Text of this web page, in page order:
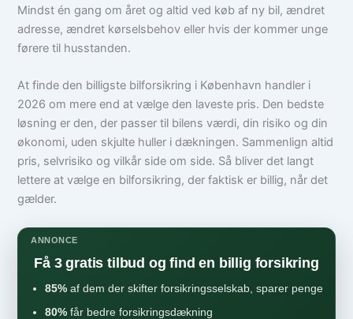
Mindst én gang om året og altid ved køb af ny bil, ændret
adresse, ændret kørselsbehov eller hvis der kommer unge
førere til husstanden.
At finde den billigste bilforsikring i København handler i
2026 om mere end at vælge den laveste pris. Den bedste
løsning er den, der passer til bilens værdi, din risiko og din
økonomi, uden skjulte huller i dækningen. Sammenlign altid
pris, selvrisiko og vilkår side om side. Så bliver det langt
lettere at vælge en bilforsikring, der faktisk er billig, når det
gælder.
ANNONCE
Få 3 gratis tilbud og find en billig forsikring
85% af dem der skifter forsikringsselskab, sparer penge
80% får bedre forsikringsdækning